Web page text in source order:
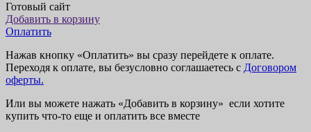
Готовый сайт
Добавить в корзину
Оплатить
Нажав кнопку «Оплатить» вы сразу перейдете к оплате.
Переходя к оплате, вы безусловно соглашаетесь с Договором
оферты.
Или вы можете нажать «Добавить в корзину» если хотите
купить что-то еще и оплатить все вместе